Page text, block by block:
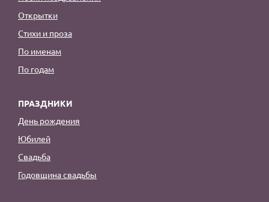
Открытки
Стихи и проза
По именам
По годам
ПРАЗДНИКИ
День рождения
Юбилей
Свадьба
Годовщина свадьбы